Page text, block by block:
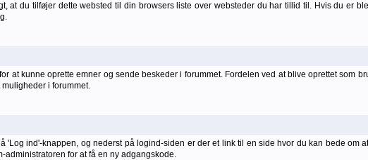
du tilføjer dette websted til din browsers liste over websteder du har tillid til. Hvis du er
at kunne oprette emner og sende beskeder i forummet. Fordelen ved at blive oprettet som
i forummet.
'Log ind'-knappen, og nederst på logind-siden er der et link til en side hvor du kan bede om
for at få en ny adgangskode.